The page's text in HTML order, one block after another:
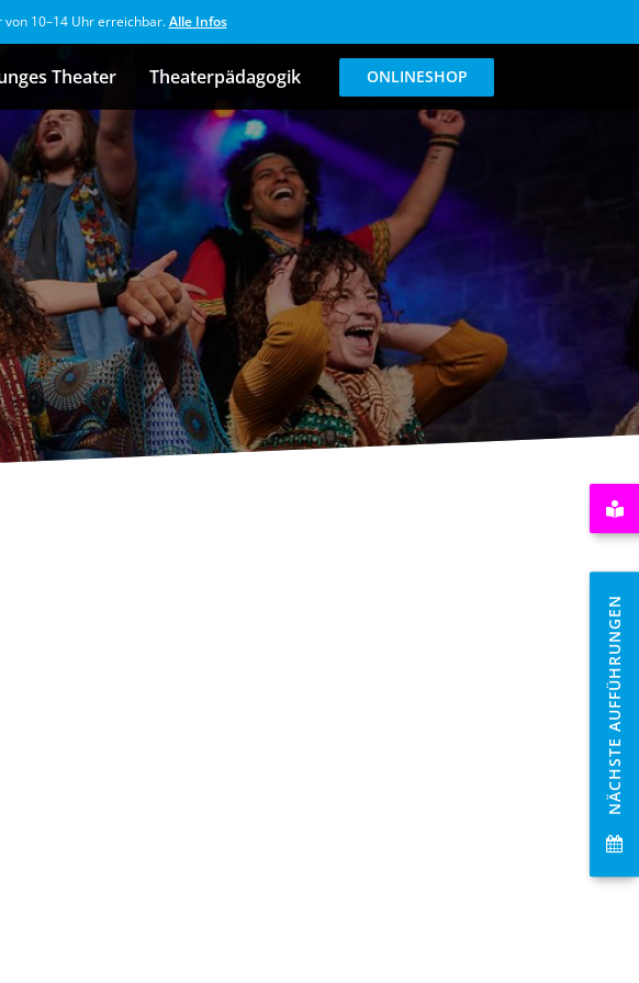
10–14 Uhr erreichbar.Alle Infos
Theater Theaterpädagogik ONLINESHOP
NÄCHSTE AUFFÜHRUNGEN